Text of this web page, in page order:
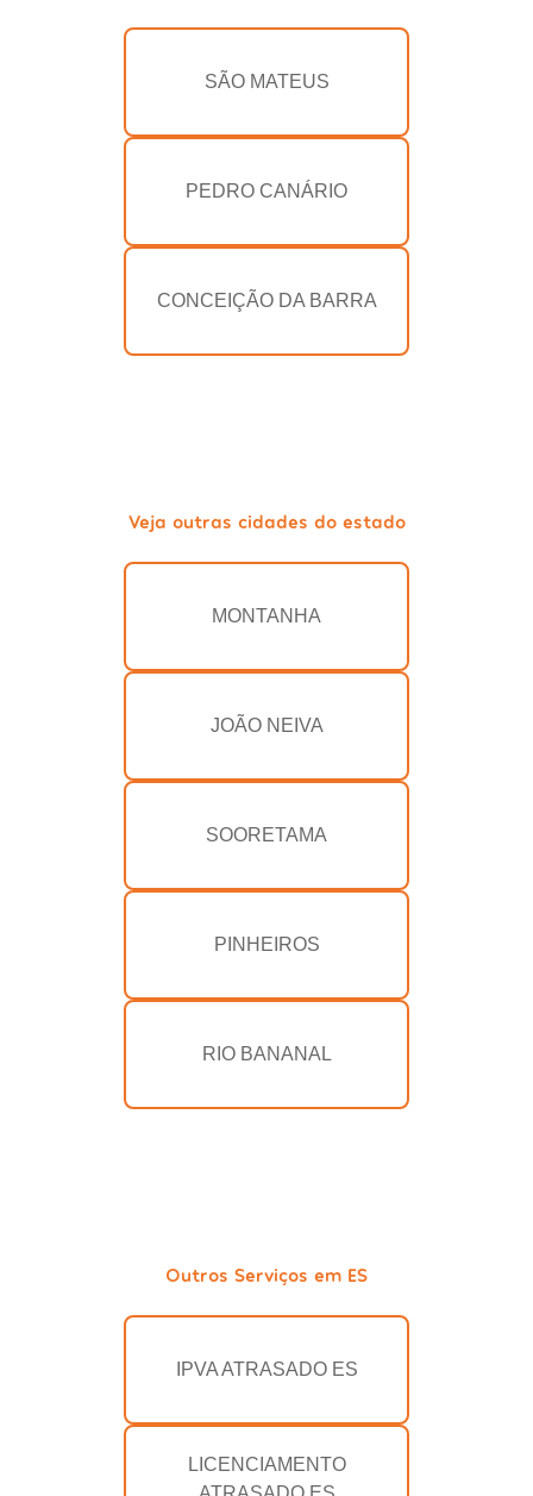
SÃO MATEUS
PEDRO CANÁRIO
CONCEIÇÃO DA BARRA
Veja outras cidades do estado
MONTANHA
JOÃO NEIVA
SOORETAMA
PINHEIROS
RIO BANANAL
Outros Serviços em ES
IPVA ATRASADO ES
LICENCIAMENTO